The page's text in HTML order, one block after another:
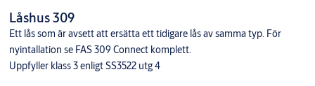
1 st. säkerhetsslutbleck.
2 st. nyckelskyltar.
Låshus 309
Ett lås som är avsett att ersätta ett tidigare lås av samma typ. För
nyintallation se FAS 309 Connect komplett.
Uppfyller klass 3 enligt SS3522 utg 4